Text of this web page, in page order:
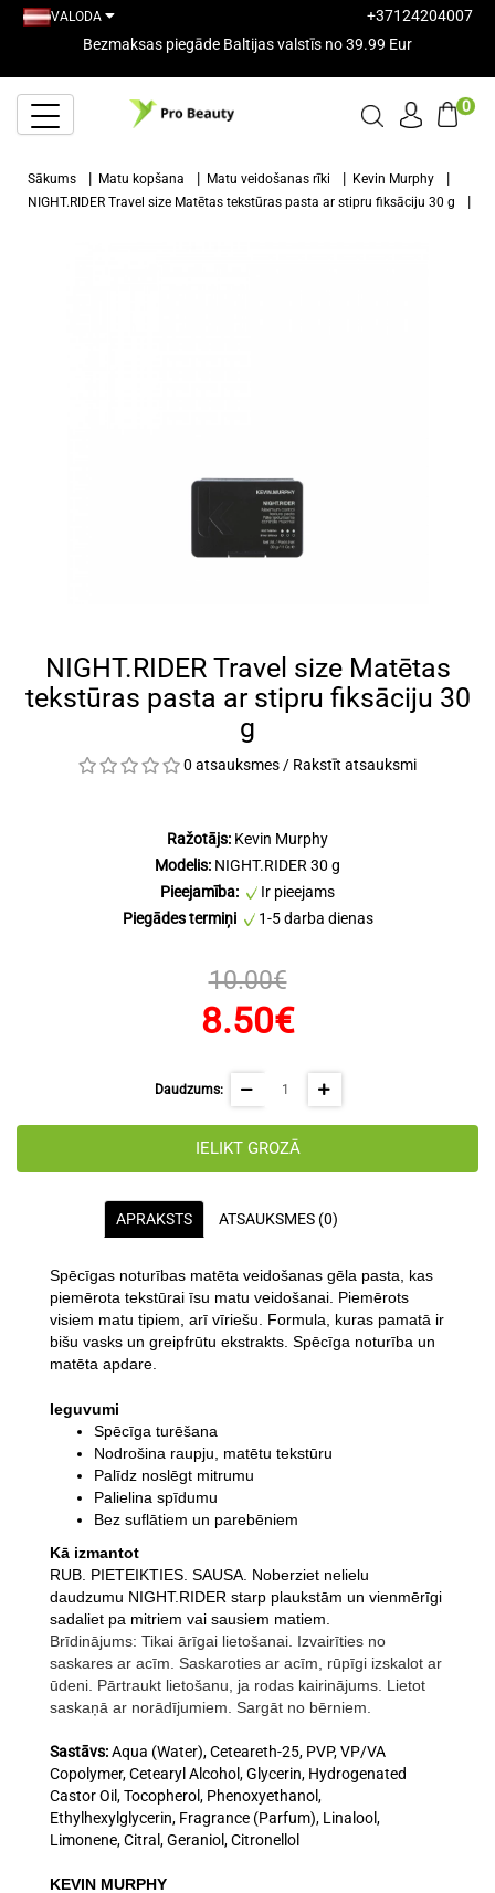
VALODA
+37124204007
Bezmaksas piegāde Baltijas valstīs no 39.99 Eur
0
Sākums Matu kopšana Matu veidošanas rīki
Kevin Murphy
NIGHT.RIDER Travel size Matētas tekstūras pasta ar stipru fiksāciju 30 g
NIGHT.RIDER Travel size Matētas
tekstūras pasta ar stipru fiksāciju 30
g
0 atsauksmes / Rakstīt atsauksmi
Ražotājs: Kevin Murphy
Modelis: NIGHT.RIDER 30 g
Pieejamība:
Ir pieejams
Piegādes termiņi
1-5 darba dienas
10.00€
8.50€
Daudzums:
IELIKT GROZĀ
APRAKSTS ATSAUKSMES (0)
Spēcīgas noturības matēta veidošanas gēla pasta, kas
piemērota tekstūrai īsu matu veidošanai. Piemērots
visiem matu tipiem, arī vīriešu. Formula, kuras pamatā ir
bišu vasks un greipfrūtu ekstrakts. Spēcīga noturība un
matēta apdare.
Ieguvumi
Spēcīga turēšana
Nodrošina raupju, matētu tekstūru
Palīdz noslēgt mitrumu
Palielina spīdumu
Bez suflātiem un parebēniem
Kā izmantot
RUB. PIETEIKTIES. SAUSA. Noberziet nelielu
daudzumu NIGHT.RIDER starp plaukstām un vienmērīgi
sadaliet pa mitriem vai sausiem matiem.
Brīdinājums: Tikai ārīgai lietošanai. Izvairīties no
saskares ar acīm. Saskaroties ar acīm, rūpīgi izskalot ar
ūdeni. Pārtraukt lietošanu, ja rodas kairinājums. Lietot
saskaņā ar norādījumiem. Sargāt no bērniem.
Sastāvs:Aqua (Water), Ceteareth-25, PVP, VP/VA
Copolymer, Cetearyl Alcohol, Glycerin, Hydrogenated
Castor Oil, Tocopherol, Phenoxyethanol,
Ethylhexylglycerin, Fragrance (Parfum), Linalool,
Limonene, Citral, Geraniol, Citronellol
KEVIN MURPHY